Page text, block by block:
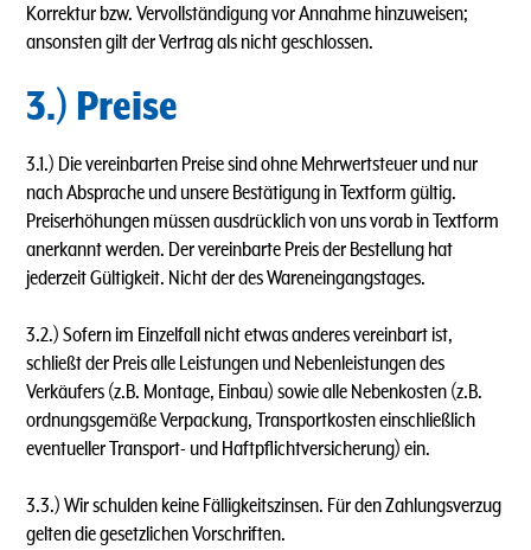
Korrektur bzw. Vervollständigung vor Annahme hinzuweisen;
ansonsten gilt der Vertrag als nicht geschlossen.
3.) Preise
3.1.) Die vereinbarten Preise sind ohne Mehrwertsteuer und nur
nach Absprache und unsere Bestätigung in Textform gültig.
Preiserhöhungen müssen ausdrücklich von uns vorab in Textform
anerkannt werden. Der vereinbarte Preis der Bestellung hat
jederzeit Gültigkeit. Nicht der des Wareneingangstages.
3.2.) Sofern im Einzelfall nicht etwas anderes vereinbart ist,
schließt der Preis alle Leistungen und Nebenleistungen des
Verkäufers (z.B. Montage, Einbau) sowie alle Nebenkosten (z.B.
ordnungsgemäße Verpackung, Transportkosten einschließlich
eventueller Transport- und Haftpflichtversicherung) ein.
3.3.) Wir schulden keine Fälligkeitszinsen. Für den Zahlungsverzug
gelten die gesetzlichen Vorschriften.